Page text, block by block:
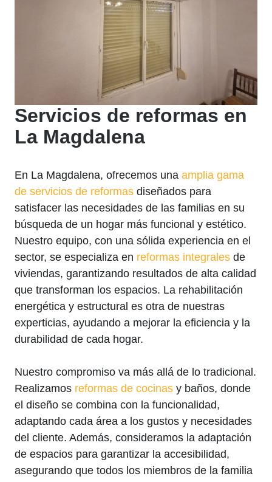
Servicios de reformas en
La Magdalena
En La Magdalena, ofrecemos una amplia gama
de servicios de reformas diseñados para
satisfacer las necesidades de las familias en su
búsqueda de un hogar más funcional y estético.
Nuestro equipo, con una sólida experiencia en el
sector, se especializa en reformas integrales de
viviendas, garantizando resultados de alta calidad
que transforman los espacios. La rehabilitación
energética y estructural es otra de nuestras
experticias, ayudando a mejorar la eficiencia y la
durabilidad de cada hogar.
Nuestro compromiso va más allá de lo tradicional.
Realizamos reformas de cocinas y baños, donde
el diseño se combina con la funcionalidad,
adaptando cada área a los gustos y necesidades
del cliente. Además, consideramos la adaptación
de espacios para garantizar la accesibilidad,
asegurando que todos los miembros de la familia